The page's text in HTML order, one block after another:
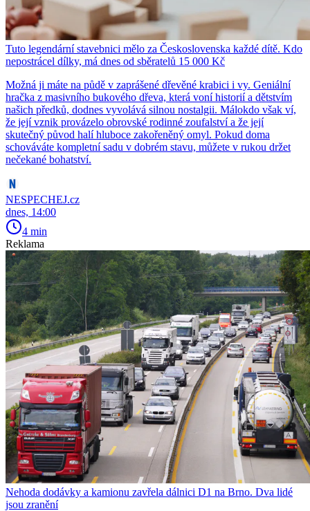
Tuto legendární stavebnici mělo za Československa každé dítě. Kdo
nepostrácel dílky, má dnes od sběratelů 15 000 Kč
Možná ji máte na půdě v zaprášené dřevěné krabici i vy. Geniální
hračka z masivního bukového dřeva, která voní historií a dětstvím
našich předků, dodnes vyvolává silnou nostalgii. Málokdo však ví,
že její vznik provázelo obrovské rodinné zoufalství a že její
skutečný původ halí hluboce zakořeněný omyl. Pokud doma
schováváte kompletní sadu v dobrém stavu, můžete v rukou držet
nečekané bohatství.
NESPECHEJ.cz
dnes, 14:00
4 min
Reklama
Nehoda dodávky a kamionu zavřela dálnici D1 na Brno. Dva lidé
jsou zranění